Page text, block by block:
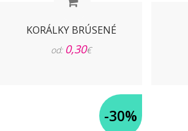
KORÁLKY BRÚSENÉ
od: 0,30€
-30%